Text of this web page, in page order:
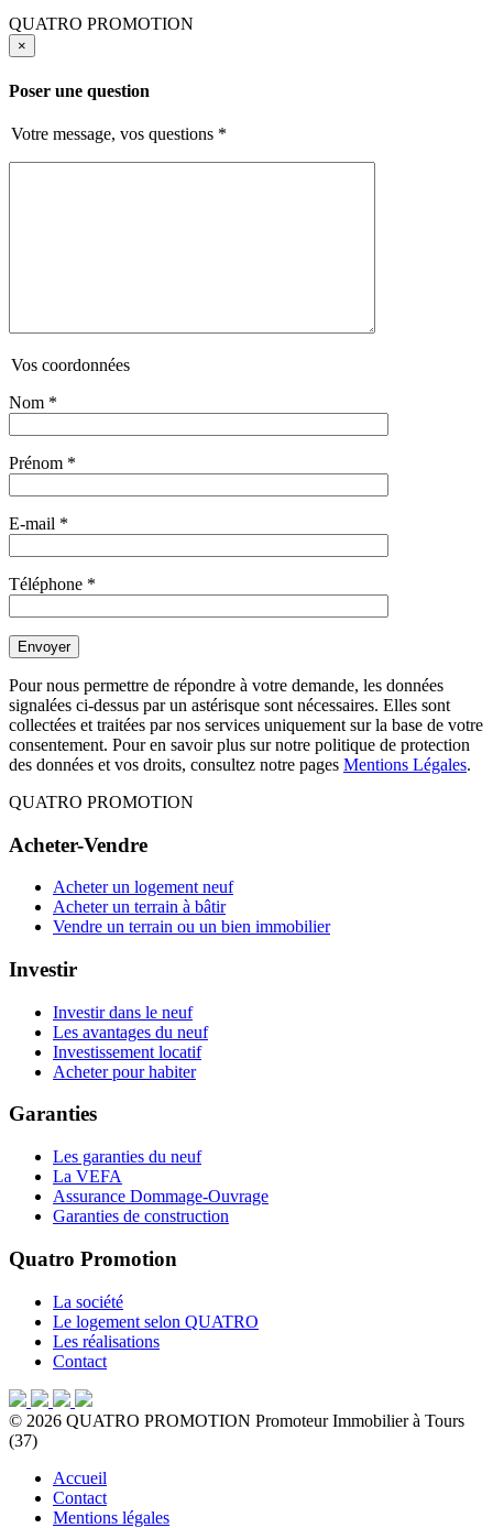
QUATRO PROMOTION
×
Poser une question
Votre message, vos questions *
Vos coordonnées
Nom *
Prénom *
E-mail *
Téléphone *
Pour nous permettre de répondre à votre demande, les données
signalées ci-dessus par un astérisque sont nécessaires. Elles sont
collectées et traitées par nos services uniquement sur la base de votre
consentement. Pour en savoir plus sur notre politique de protection
des données et vos droits, consultez notre pages Mentions Légales.
QUATRO PROMOTION
Acheter-Vendre
Acheter un logement neuf
Acheter un terrain à bâtir
Vendre un terrain ou un bien immobilier
Investir
Investir dans le neuf
Les avantages du neuf
Investissement locatif
Acheter pour habiter
Garanties
Les garanties du neuf
La VEFA
Assurance Dommage-Ouvrage
Garanties de construction
Quatro Promotion
La société
Le logement selon QUATRO
Les réalisations
Contact
© 2026 QUATRO PROMOTION Promoteur Immobilier à Tours
(37)
Accueil
Contact
Mentions légales